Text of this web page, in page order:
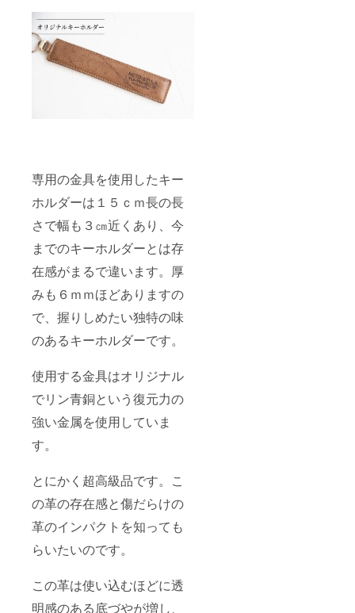
専用の金具を使用したキー
ホルダーは１５ｃｍ長の長
さで幅も３㎝近くあり、今
までのキーホルダーとは存
在感がまるで違います。厚
みも６ｍｍほどありますの
で、握りしめたい独特の味
のあるキーホルダーです。
使用する金具はオリジナル
でリン青銅という復元力の
強い金属を使用していま
す。
とにかく超高級品です。こ
の革の存在感と傷だらけの
革のインパクトを知っても
らいたいのです。
この革は使い込むほどに透
明感のある底づやが増し、